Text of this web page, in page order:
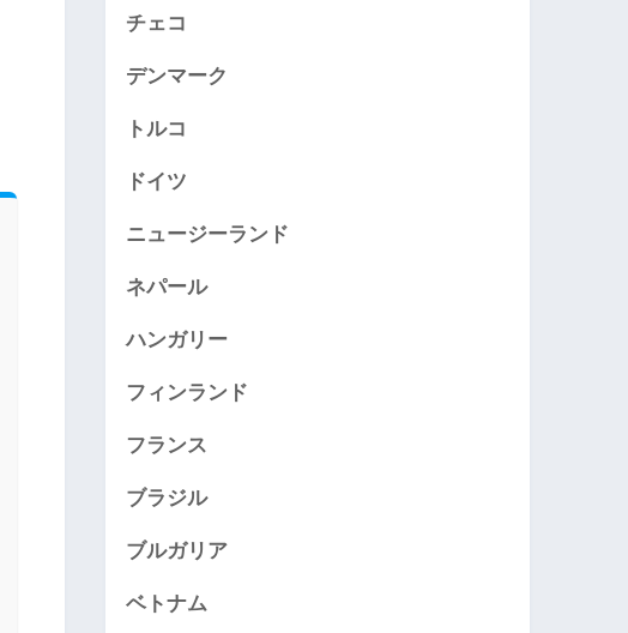
チェコ
デンマーク
トルコ
ドイツ
ニュージーランド
ネパール
ハンガリー
フィンランド
フランス
ブラジル
ブルガリア
ベトナム